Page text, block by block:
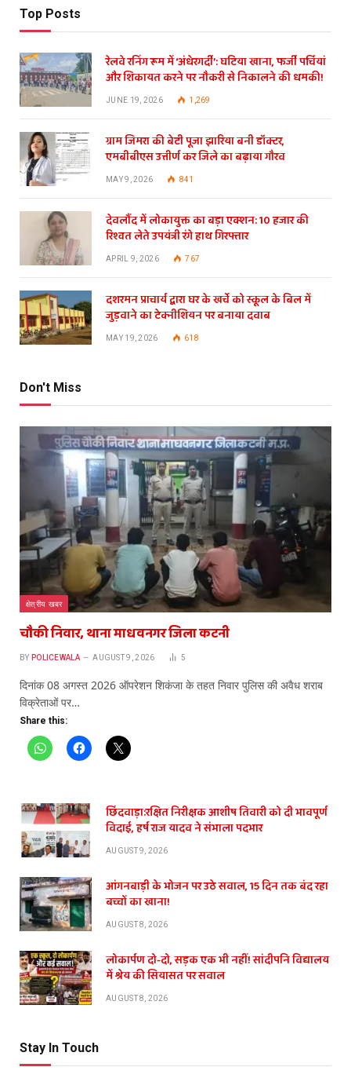
Top Posts
रेलवे रनिंग रूम में ‘अंधेरगर्दी’: घटिया खाना, फर्जी पर्चियां
और शिकायत करने पर नौकरी से निकालने की धमकी!
JUNE 19, 2026 1,269
ग्राम जिमरा की बेटी पूजा झारिया बनी डॉक्टर,
एमबीबीएस उत्तीर्ण कर जिले का बढ़ाया गौरव
MAY 9, 2026 841
देवलौंद में लोकायुक्त का बड़ा एक्शन: 10 हजार की
रिश्वत लेते उपयंत्री रंगे हाथ गिरफ्तार
APRIL 9, 2026 767
दशरमन प्राचार्य द्वारा घर के खर्चे को स्कूल के बिल में
जुड़वाने का टेक्नीशियन पर बनाया दवाब
MAY 19, 2026 618
Don't Miss
क्षेत्रीय खबर
चौकी निवार, थाना माधवनगर जिला कटनी
BY POLICEWALA AUGUST 9, 2026 5
दिनांक 08 अगस्त 2026 ऑपरेशन शिकंजा के तहत निवार पुलिस की अवैध शराब
विक्रेताओं पर…
Share this:
छिंदवाड़ा:रक्षित निरीक्षक आशीष तिवारी को दी भावपूर्ण
विदाई, हर्ष राज यादव ने संभाला पदभार
AUGUST 9, 2026
आंगनबाड़ी के भोजन पर उठे सवाल, 15 दिन तक बंद रहा
बच्चों का खाना!
AUGUST 8, 2026
लोकार्पण दो-दो, सड़क एक भी नहीं! सांदीपनि विद्यालय
में श्रेय की सियासत पर सवाल
AUGUST 8, 2026
Stay In Touch